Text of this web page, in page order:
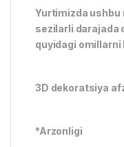
Yurtimizda ushbu
sezilarli darajada
quyidagi omillarni
3D dekoratsiya
*Arzonligi